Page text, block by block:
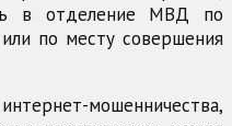
в отделение МВД по
по месту совершения
мошенничества,